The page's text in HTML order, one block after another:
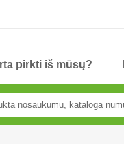
pirkti iš mūsų?